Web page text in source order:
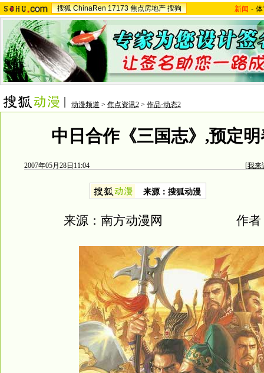
搜狐 ChinaRen 17173 焦点房地产 搜狗 新闻 -
动漫频道 > 焦点资讯2 > 作品·动态2
中日合作《三国志》,预定
2007年05月28日11:04 [我来
来源：搜狐动漫
来源：南方动漫网 作者